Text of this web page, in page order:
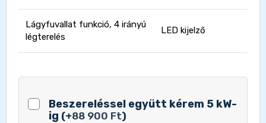
Lágyfuvallat funkció, 4 irányú
légterelés
LED kijelző
Beszereléssel együtt kérem 5 kW-
ig (+88 900 Ft)